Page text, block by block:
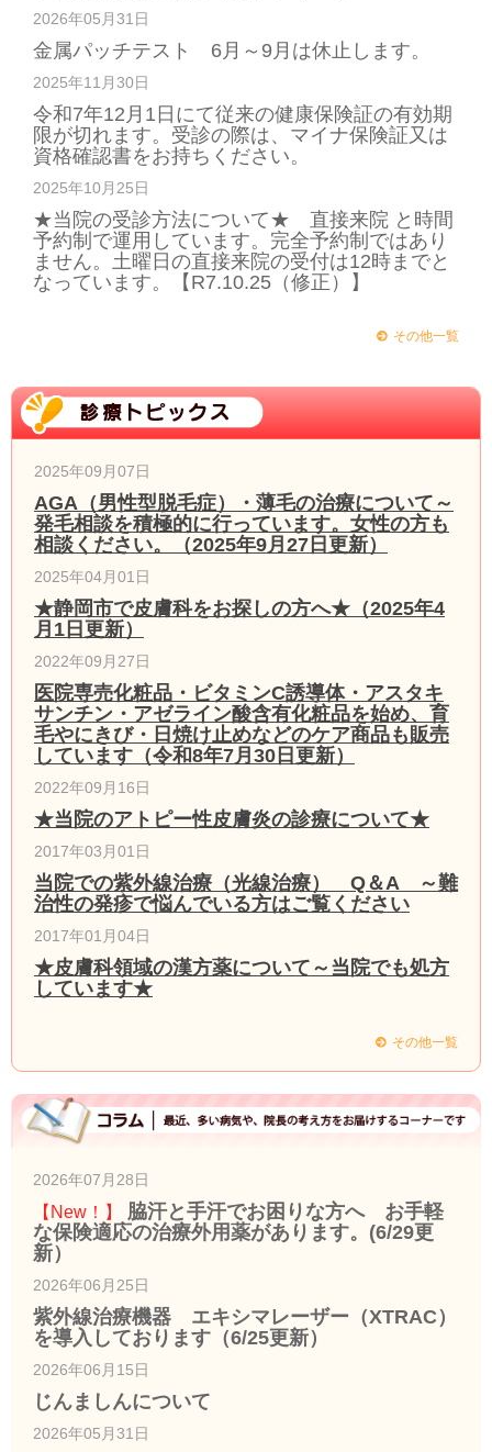
2026年05月31日
金属パッチテスト 6月～9月は休止します。
2025年11月30日
令和7年12月1日にて従来の健康保険証の有効期
限が切れます。受診の際は、マイナ保険証又は
資格確認書をお持ちください。
2025年10月25日
★当院の受診方法について★ 直接来院 と時間
予約制で運用しています。完全予約制ではあり
ません。土曜日の直接来院の受付は12時までと
なっています。【R7.10.25（修正）】
その他一覧
2025年09月07日
AGA（男性型脱毛症）・薄毛の治療について～
発毛相談を積極的に行っています。女性の方も
相談ください。（2025年9月27日更新）
2025年04月01日
★静岡市で皮膚科をお探しの方へ★（2025年4
月1日更新）
2022年09月27日
医院専売化粧品・ビタミンC誘導体・アスタキ
サンチン・アゼライン酸含有化粧品を始め、育
毛やにきび・日焼け止めなどのケア商品も販売
しています（令和8年7月30日更新）
2022年09月16日
★当院のアトピー性皮膚炎の診療について★
2017年03月01日
当院での紫外線治療（光線治療） Q＆A ～難
治性の発疹で悩んでいる方はご覧ください
2017年01月04日
★皮膚科領域の漢方薬について～当院でも処方
しています★
その他一覧
2026年07月28日
【New！】
脇汗と手汗でお困りな方へ お手軽
な保険適応の治療外用薬があります。(6/29更
新）
2026年06月25日
紫外線治療機器 エキシマレーザー（XTRAC）
を導入しております（6/25更新）
2026年06月15日
じんましんについて
2026年05月31日